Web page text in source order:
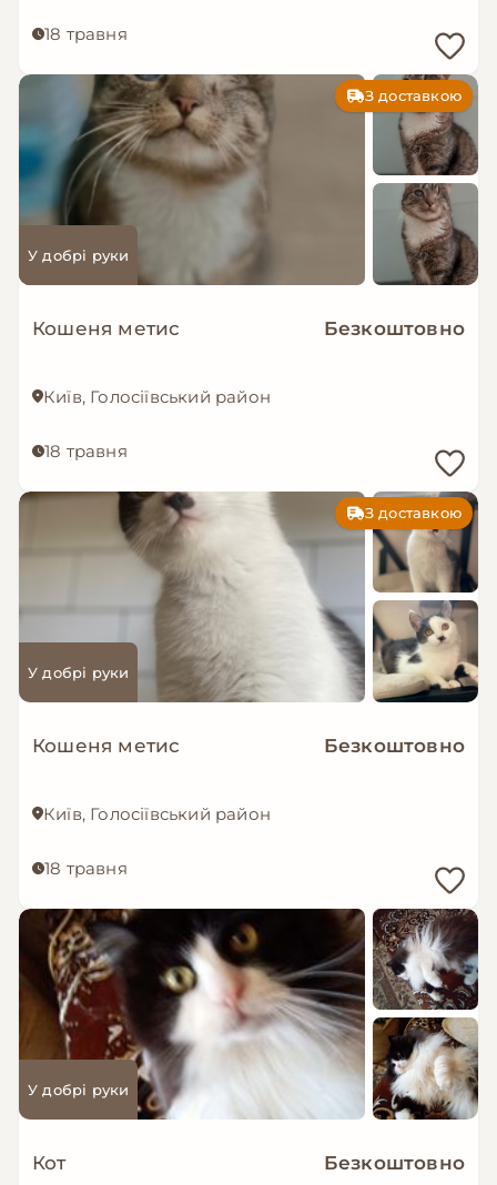
18 травня
З доставкою
У добрі руки
Кошеня метис Безкоштовно
Київ, Голосіївський район
18 травня
З доставкою
У добрі руки
Кошеня метис Безкоштовно
Київ, Голосіївський район
18 травня
У добрі руки
Кот Безкоштовно